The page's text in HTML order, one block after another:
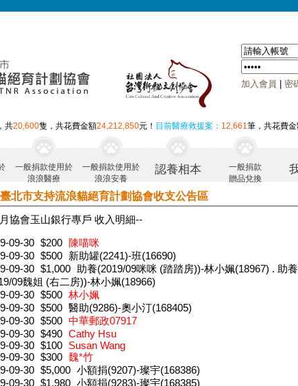
加入會員 密
共20,600隻，共花費金額24,212,850元！ 目前醫療救援案： 12,661筆，共花費金
一般捐款使用於
浪浪醫療
一般捐款使用於
浪浪安養
認養相本
一般捐款
贈品兌換
北市支持流浪貓絕育計劃協會收支公告區
協會玉山銀行專戶 收入明細--
09-30 $200
陳喵咪
09-30 $500
新助罐(2241)-班(16690)
09-30 $1,000 助養(2019/09咪咪 (踏踏房))-林小姵(18967) . 助養
09魏姐 (右二房))-林小姵(18966)
09-30 $500 林小姵
09-30 $500 醫助(9286)-奧小汀(168405)
09-30 $500 中華郵政07917
09-30 $490 Cathy Hsu
09-30 $100
Susan Wang
09-30 $300 魏*竹
09-30 $5,000 小額捐(9207)-璨宇(168386)
09-30 $1,980 小額捐(9283)-璨宇(168385)